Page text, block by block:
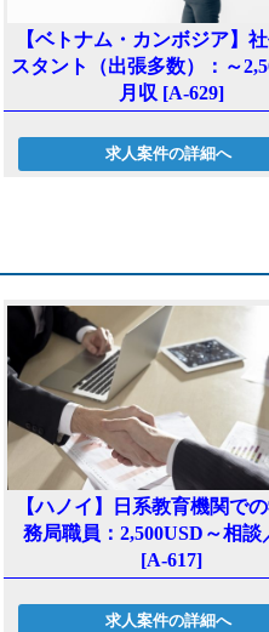
【ベトナム・カンボジア】
スタント（出張多数）：～
月収 [A-629]
求人案件の詳細へ
【ハノイ】日系教育機関で
務局職員：2,500USD～相談
[A-617]
求人案件の詳細へ